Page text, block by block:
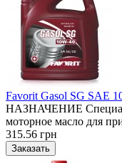
Favorit Gasol SG SAE
НАЗНАЧЕНИЕ
моторное масло для
315.56 грн